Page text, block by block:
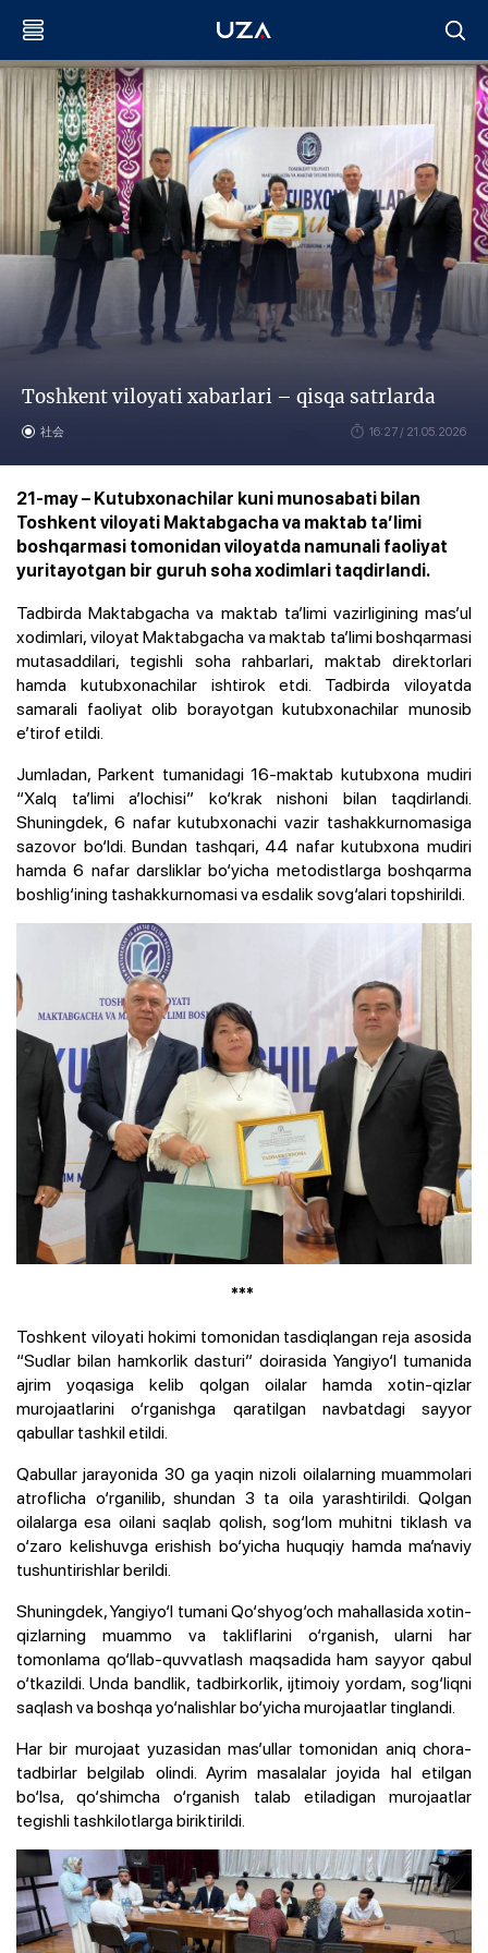
Toshkent viloyati xabarlari – qisqa satrlarda
社会 16:27 / 21.05.2026
21-may – Kutubxonachilar kuni munosabati bilan
Toshkent viloyati Maktabgacha va maktab ta’limi
boshqarmasi tomonidan viloyatda namunali faoliyat
yuritayotgan bir guruh soha xodimlari taqdirlandi.
Tadbirda Maktabgacha va maktab ta’limi vazirligining mas’ul
xodimlari, viloyat Maktabgacha va maktab ta’limi boshqarmasi
mutasaddilari, tegishli soha rahbarlari, maktab direktorlari
hamda kutubxonachilar ishtirok etdi. Tadbirda viloyatda
samarali faoliyat olib borayotgan kutubxonachilar munosib
e’tirof etildi.
Jumladan, Parkent tumanidagi 16-maktab kutubxona mudiri
“Xalq ta’limi a’lochisi” ko‘krak nishoni bilan taqdirlandi.
Shuningdek, 6 nafar kutubxonachi vazir tashakkurnomasiga
sazovor bo‘ldi. Bundan tashqari, 44 nafar kutubxona mudiri
hamda 6 nafar darsliklar bo‘yicha metodistlarga boshqarma
boshlig‘ining tashakkurnomasi va esdalik sovg‘alari topshirildi.
***
Toshkent viloyati hokimi tomonidan tasdiqlangan reja asosida
“Sudlar bilan hamkorlik dasturi” doirasida Yangiyo‘l tumanida
ajrim yoqasiga kelib qolgan oilalar hamda xotin-qizlar
murojaatlarini o‘rganishga qaratilgan navbatdagi sayyor
qabullar tashkil etildi.
Qabullar jarayonida 30 ga yaqin nizoli oilalarning muammolari
atroflicha o‘rganilib, shundan 3 ta oila yarashtirildi. Qolgan
oilalarga esa oilani saqlab qolish, sog‘lom muhitni tiklash va
o‘zaro kelishuvga erishish bo‘yicha huquqiy hamda ma’naviy
tushuntirishlar berildi.
Shuningdek, Yangiyo‘l tumani Qo‘shyog‘och mahallasida xotin-
qizlarning muammo va takliflarini o‘rganish, ularni har
tomonlama qo‘llab-quvvatlash maqsadida ham sayyor qabul
o‘tkazildi. Unda bandlik, tadbirkorlik, ijtimoiy yordam, sog‘liqni
saqlash va boshqa yo‘nalishlar bo‘yicha murojaatlar tinglandi.
Har bir murojaat yuzasidan mas’ullar tomonidan aniq chora-
tadbirlar belgilab olindi. Ayrim masalalar joyida hal etilgan
bo‘lsa, qo‘shimcha o‘rganish talab etiladigan murojaatlar
tegishli tashkilotlarga biriktirildi.